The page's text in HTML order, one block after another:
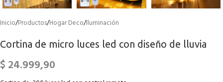
Inicio/Productos/Hogar Deco/Iluminación
Cortina de micro luces led con diseño de lluvia
$ 24.999,90